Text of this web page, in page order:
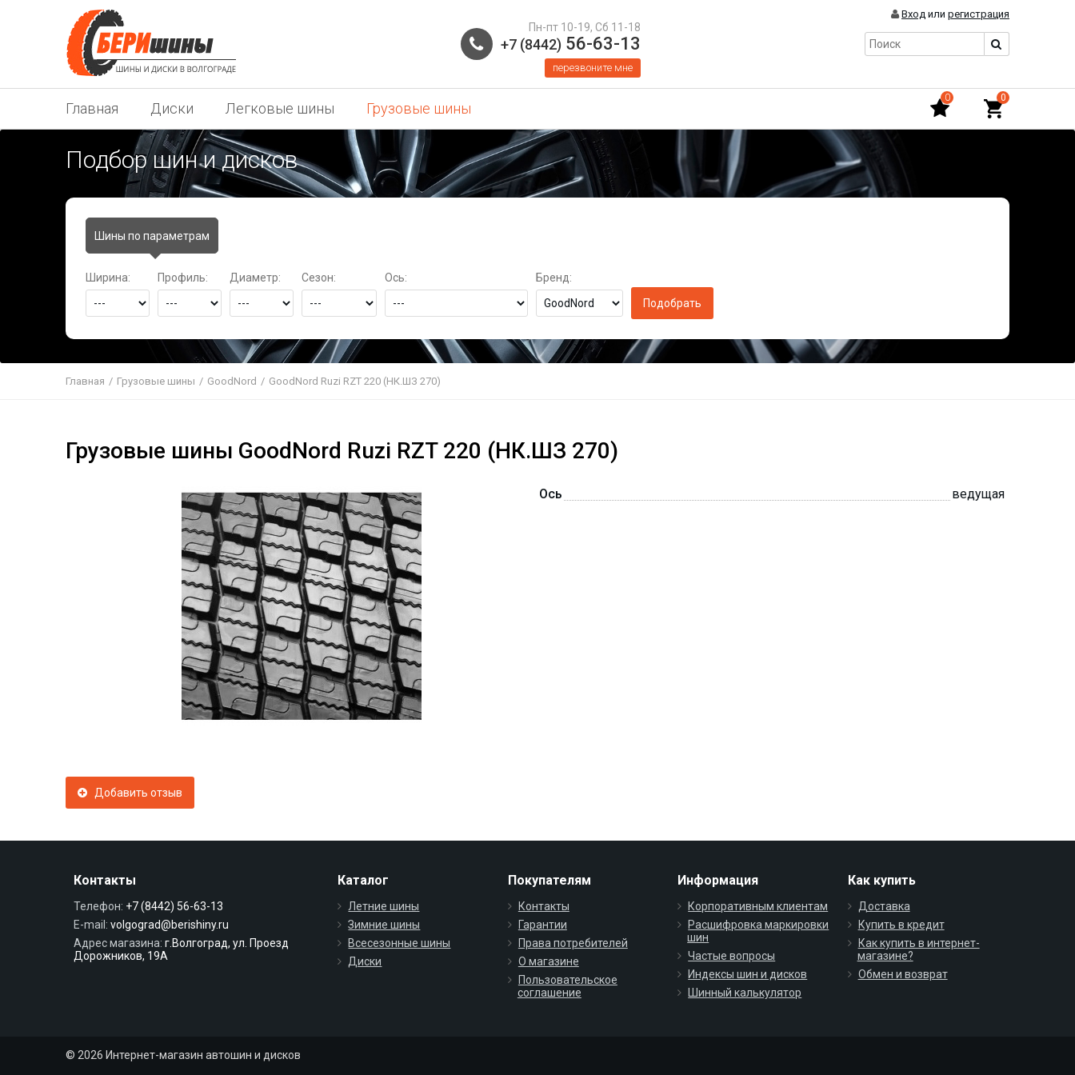
Пн-пт 10-19, Сб 11-18
+7 (8442) 56-63-13
перезвоните мне
Вход или регистрация
Главная Диски Легковые шины Грузовые шины
0 0
Подбор шин и дисков
Шины по параметрам
Ширина: Профиль: Диаметр: Сезон: Ось: Бренд:
Главная / Грузовые шины / GoodNord / GoodNord Ruzi RZT 220 (НК.ШЗ 270)
Грузовые шины GoodNord Ruzi RZT 220 (НК.ШЗ 270)
Ось ведущая
Добавить отзыв
Контакты
Телефон: +7 (8442) 56-63-13
E-mail: volgograd@berishiny.ru
Адрес магазина: г.Волгоград, ул. Проезд
Дорожников, 19А
Каталог
Летние шины
Зимние шины
Всесезонные шины
Диски
Покупателям
Контакты
Гарантии
Права потребителей
О магазине
Пользовательское
соглашение
Информация
Корпоративным клиентам
Расшифровка маркировки
шин
Частые вопросы
Индексы шин и дисков
Шинный калькулятор
Как купить
Доставка
Купить в кредит
Как купить в интернет-
магазине?
Обмен и возврат
© 2026 Интернет-магазин автошин и дисков